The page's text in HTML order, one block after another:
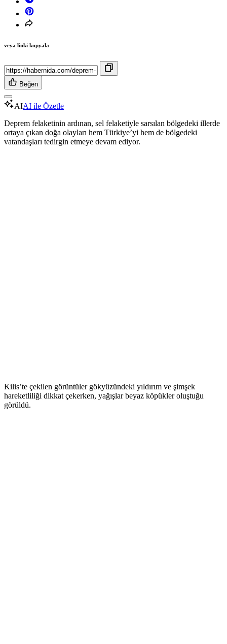
veya linki kopyala
Beğen
AIAI ile Özetle
Deprem felaketinin ardınan, sel felaketiyle sarsılan bölgedeki illerde
ortaya çıkan doğa olayları hem Türkiye’yi hem de bölgedeki
vatandaşları tedirgin etmeye devam ediyor.
Kilis’te çekilen görüntüler gökyüzündeki yıldırım ve şimşek
hareketliliği dikkat çekerken, yağışlar beyaz köpükler oluştuğu
görüldü.